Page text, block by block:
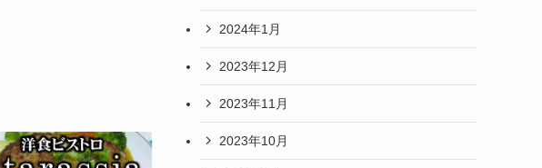
2024年1月
2023年12月
2023年11月
2023年10月